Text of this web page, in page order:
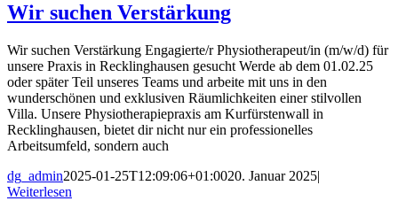
Wir suchen Verstärkung
Wir suchen Verstärkung Engagierte/r Physiotherapeut/in (m/w/d) für
unsere Praxis in Recklinghausen gesucht Werde ab dem 01.02.25
oder später Teil unseres Teams und arbeite mit uns in den
wunderschönen und exklusiven Räumlichkeiten einer stilvollen
Villa. Unsere Physiotherapiepraxis am Kurfürstenwall in
Recklinghausen, bietet dir nicht nur ein professionelles
Arbeitsumfeld, sondern auch
dg_admin2025-01-25T12:09:06+01:0020. Januar 2025|
Weiterlesen